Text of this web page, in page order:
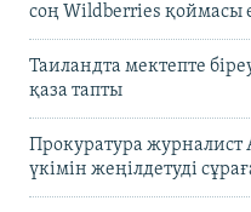
соң Wildberries қоймасы
Таиландта мектепте
қаза тапты
Прокуратура журналист
үкімін жеңілдетуді